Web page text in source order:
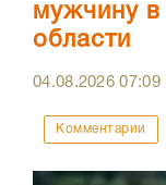
мужчину в
области
04.08.202607:09
Комментарии